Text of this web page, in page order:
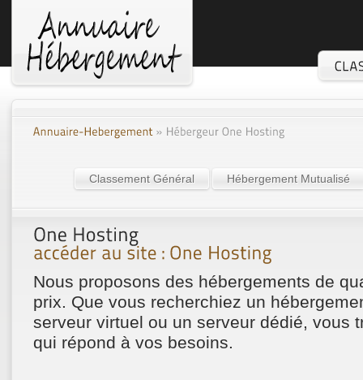
Classement Général Hébergement Mutualisé
Nous proposons des hébergements de
prix. Que vous recherchiez un
serveur virtuel ou un serveur dédié, vous
qui répond à vos besoins.